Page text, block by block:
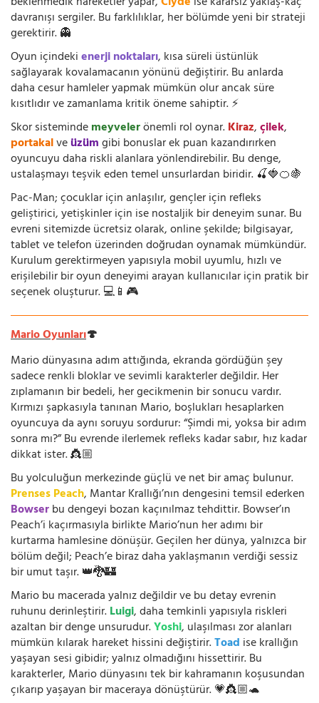
davranışı sergiler. Bu farklılıklar, her bölümde yeni bir strateji
gerektirir. 👻
Oyun içindekienerji noktaları, kısa süreli üstünlük
sağlayarak kovalamacanın yönünü değiştirir. Bu anlarda
daha cesur hamleler yapmak mümkün olur ancak süre
kısıtlıdır ve zamanlama kritik öneme sahiptir. ⚡
Skor sistemindemeyvelerönemli rol oynar.Kiraz,çilek,
portakalveüzümgibi bonuslar ek puan kazandırırken
oyuncuyu daha riskli alanlara yönlendirebilir. Bu denge,
ustalaşmayı teşvik eden temel unsurlardan biridir. 🍒🍓🍊🍇
Pac-Man; çocuklar için anlaşılır, gençler için refleks
geliştirici, yetişkinler için ise nostaljik bir deneyim sunar. Bu
evreni sitemizde ücretsiz olarak, online şekilde; bilgisayar,
tablet ve telefon üzerinden doğrudan oynamak mümkündür.
Kurulum gerektirmeyen yapısıyla mobil uyumlu, hızlı ve
erişilebilir bir oyun deneyimi arayan kullanıcılar için pratik bir
seçenek oluşturur. 💻📱🎮
Mario Oyunları🍄
Mario dünyasına adım attığında, ekranda gördüğün şey
sadece renkli bloklar ve sevimli karakterler değildir. Her
zıplamanın bir bedeli, her gecikmenin bir sonucu vardır.
Kırmızı şapkasıyla tanınan Mario, boşlukları hesaplarken
oyuncuya da aynı soruyu sordurur: “Şimdi mi, yoksa bir adım
sonra mı?” Bu evrende ilerlemek refleks kadar sabır, hız kadar
dikkat ister. 👸🏼
Bu yolculuğun merkezinde güçlü ve net bir amaç bulunur.
Prenses Peach, Mantar Krallığı’nın dengesini temsil ederken
Bowserbu dengeyi bozan kaçınılmaz tehdittir. Bowser’ın
Peach’i kaçırmasıyla birlikte Mario’nun her adımı bir
kurtarma hamlesine dönüşür. Geçilen her dünya, yalnızca bir
bölüm değil; Peach’e biraz daha yaklaşmanın verdiği sessiz
bir umut taşır. 👑🐉🏰
Mario bu macerada yalnız değildir ve bu detay evrenin
ruhunu derinleştirir.Luigi, daha temkinli yapısıyla riskleri
azaltan bir denge unsurudur.Yoshi, ulaşılması zor alanları
mümkün kılarak hareket hissini değiştirir.Toad ise krallığın
yaşayan sesi gibidir; yalnız olmadığını hissettirir. Bu
karakterler, Mario dünyasını tek bir kahramanın koşusundan
çıkarıp yaşayan bir maceraya dönüştürür. 💗👸🏼🐢